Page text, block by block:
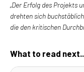
„Der Erfolg des Projekts
drehten sich
die den kritischen
What to read